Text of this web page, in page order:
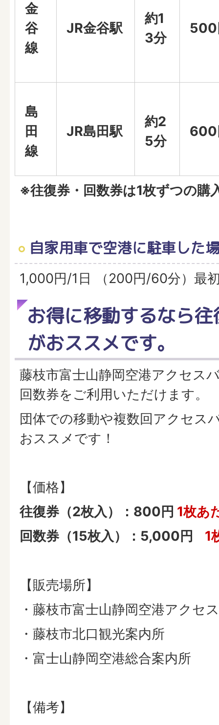
金
谷
線
JR金谷駅
約1
3分
500
島
田
線
JR島田駅
約2
5分
600
※往復券・回数券は1枚ずつの購
自家用車で空港に駐車した
1,000円/1日 （200円/60分）最
お得に移動するなら
がおススメです。
藤枝市富士山静岡空港アクセス
回数券をご利用いただけます。
団体での移動や複数回アクセス
おススメです！
【価格】
往復券（2枚入）：800円 1枚あ
回数券（15枚入）：5,000円
1
【販売場所】
・藤枝市富士山静岡空港アクセ
・藤枝市北口観光案内所
・富士山静岡空港総合案内所
【備考】